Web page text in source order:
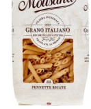
Consegna
Consegna puntuale
Primo ordine e